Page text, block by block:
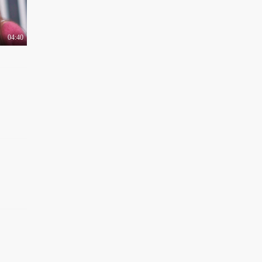
04:40